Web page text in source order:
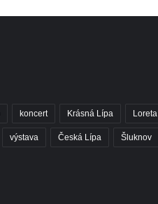
koncert Krásná Lípa Loreta
výstava Česká Lípa Šluknov